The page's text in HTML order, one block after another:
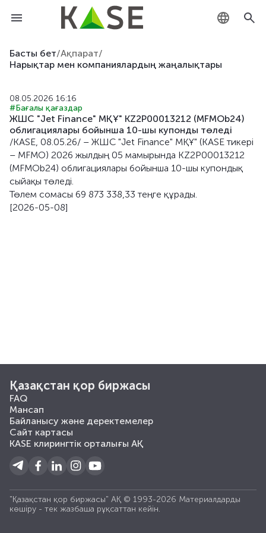
Басты бет/Ақпарат/
Нарықтар мен компаниялардың жаңалықтары
08.05.2026 16:16
#Бағалы қағаздар
ЖШС "Jet Finance" МҚҰ" KZ2P00013212 (MFMOb24)
облигациялары бойынша 10-шы купонды төледі
/KASE, 08.05.26/ – ЖШС "Jet Finance" МҚҰ" (KASE тикері
– MFMO) 2026 жылдың 05 мамырында KZ2P00013212
(MFMOb24) облигациялары бойынша 10-шы купондық
сыйақы төледі.
Төлем сомасы 69 873 338,33 теңге құрады.
[2026-05-08]
Қазақстан қор биржасы
FAQ
Мансап
Байланысу және деректемелер
Сайт картасы
KASE клирингтік орталығы АҚ
"Қазақстан қор биржасы" АҚ © 1993-2026 Материалдарды
көшiру - тек жазбаша рұқсаттан кейiн.